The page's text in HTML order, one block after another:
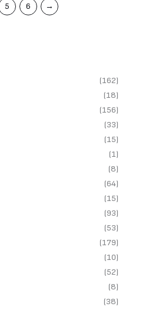
(162)
(18)
(156)
(33)
(15)
(1)
(8)
(64)
(15)
(93)
(53)
(179)
(10)
(52)
(8)
(38)
5 6 →